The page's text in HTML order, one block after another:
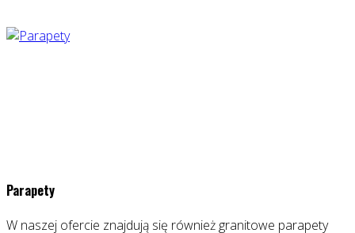
Parapety
W naszej ofercie znajdują się również granitowe parapety